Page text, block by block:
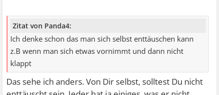
Zitat von Panda4:
Ich denke schon das man sich selbst enttäuschen kann
z.B wenn man sich etwas vornimmt und dann nicht
klappt
Das sehe ich anders. Von Dir selbst, solltest Du nicht